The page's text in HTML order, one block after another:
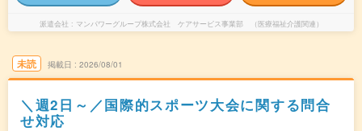
派遣会社 マンパワーグループ株式会社 ケアサービス事業部 （医療福祉介護関連）
未読 掲載日 2026/08/01
＼週2日～／国際的スポーツ大会に関する問合
せ対応